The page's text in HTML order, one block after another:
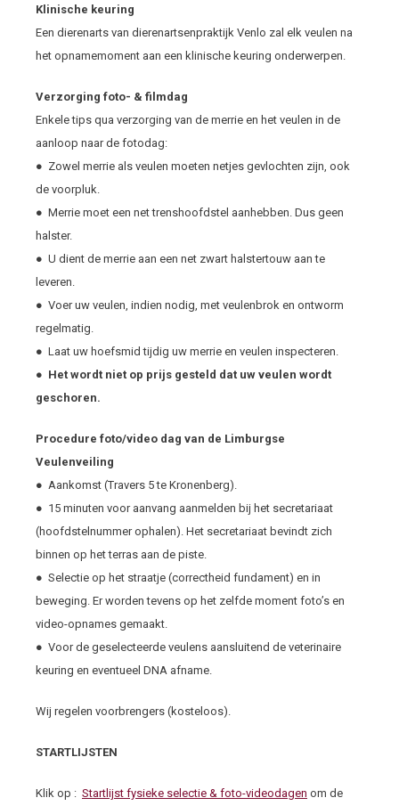
Klinische keuring
Een dierenarts van dierenartsenpraktijk Venlo zal elk veulen na
het opnamemoment aan een klinische keuring onderwerpen.
Verzorging foto- & filmdag
Enkele tips qua verzorging van de merrie en het veulen in de
aanloop naar de fotodag:
● Zowel merrie als veulen moeten netjes gevlochten zijn, ook
de voorpluk.
● Merrie moet een net trenshoofdstel aanhebben. Dus geen
halster.
● U dient de merrie aan een net zwart halstertouw aan te
leveren.
● Voer uw veulen, indien nodig, met veulenbrok en ontworm
regelmatig.
● Laat uw hoefsmid tijdig uw merrie en veulen inspecteren.
● Het wordt niet op prijs gesteld dat uw veulen wordt
geschoren.
Procedure foto/video dag van de Limburgse
Veulenveiling
● Aankomst (Travers 5 te Kronenberg).
● 15 minuten voor aanvang aanmelden bij het secretariaat
(hoofdstelnummer ophalen). Het secretariaat bevindt zich
binnen op het terras aan de piste.
● Selectie op het straatje (correctheid fundament) en in
beweging. Er worden tevens op het zelfde moment foto’s en
video-opnames gemaakt.
● Voor de geselecteerde veulens aansluitend de veterinaire
keuring en eventueel DNA afname.
Wij regelen voorbrengers (kosteloos).
STARTLIJSTEN
Klik op : Startlijst fysieke selectie & foto-videodagen om de